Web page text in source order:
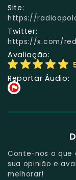
Site:
https://
Twitter:
https://x.com/
Avaliação:
Reportar Áudio:
Conte-nos o que
sua opinião e
melhorar!